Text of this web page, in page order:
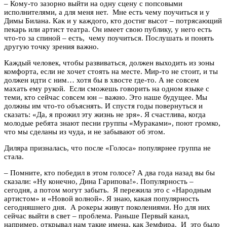
– Кому-то зазорно выйти на одну сцену с попсовыми
исполнителями, а для меня нет. Мне есть чему поучиться и у
Димы Билана. Как и у каждого, кто достиг высот – потрясающий
пекарь или артист театра. Он имеет свою публику, у него есть
что-то за спиной – есть, чему поучиться. Послушать и понять
другую точку зрения важно.
Каждый человек, чтобы развиваться, должен выходить из зоны
комфорта, если не хочет стоять на месте. Мир-то не стоит, и ты
должен идти с ним… хотя бы в хвосте где-то. А не совсем
махать ему рукой. Если сможешь говорить на одном языке с
теми, кто сейчас совсем юн – важно. Это наше будущее. Мы
должны им что-то объяснять. И спустя годы повернуться и
сказать: «Да, я прожил эту жизнь не зря». Я счастлива, когда
молодые ребята знают песни группы «Мураками», поют громко,
что мы сделаны из чуда, и не забывают об этом.
Диляра призналась, что после «Голоса» популярнее группа не
стала.
– Помните, кто победил в этом голосе? А два года назад вы бы
сказали: «Ну конечно, Дина Гарипова!». Популярность –
сегодня, а потом могут забыть. Я пережила это с «Народным
артистом» и «Новой волной». Я знаю, какая популярность
сегодняшнего дня. А рокеры живут поколениями. Но для них
сейчас выйти в свет – проблема. Раньше Первый канал,
например, открывал нам такие имена, как Земфира. И это было